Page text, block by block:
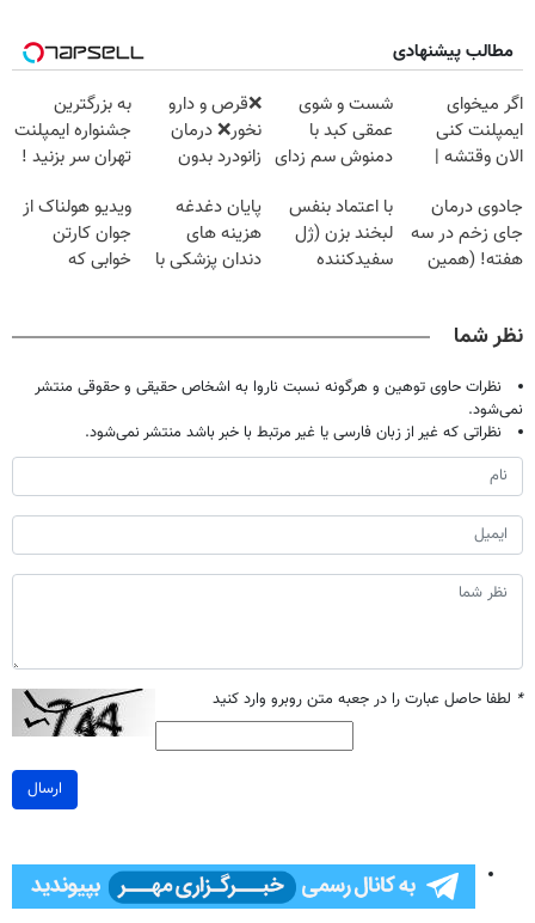
مطالب پیشنهادی
اگر میخوای
ایمپلنت کنی
الان وقتشه |
میلیون تومان!!!
شست و شوی
عمقی کبد با
دمنوش سم زدای
❌قرص‌ و دارو
نخور❌ درمان
زانودرد بدون
به بزرگترین
جشنواره ایمپلنت
تهران سر بزنید !
میلیون !
جادوی درمان
جای زخم در سه
هفته! (همین
با اعتماد بنفس
لبخند بزن (ژل
سفیدکننده
پایان دغدغه
هزینه های
دندان پزشکی با
ویدیو هولناک از
جوان کارتن
خوابی که
نظر شما
نظرات حاوی توهین و هرگونه نسبت ناروا به اشخاص حقیقی و حقوقی منتشر
نمی‌شود.
نظراتی که غیر از زبان فارسی یا غیر مرتبط با خبر باشد منتشر نمی‌شود.
* لطفا حاصل عبارت را در جعبه متن روبرو وارد کنید
ارسال